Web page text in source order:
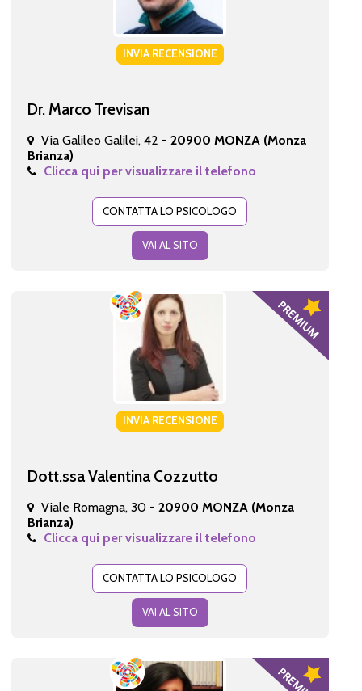
INVIA RECENSIONE
Dr. Marco Trevisan
Via Galileo Galilei, 42 - 20900 MONZA (Monza
Brianza)
Clicca qui per visualizzare il telefono
CONTATTA LO PSICOLOGO
VAI AL SITO
INVIA RECENSIONE
Dott.ssa Valentina Cozzutto
Viale Romagna, 30 - 20900 MONZA (Monza
Brianza)
Clicca qui per visualizzare il telefono
CONTATTA LO PSICOLOGO
VAI AL SITO